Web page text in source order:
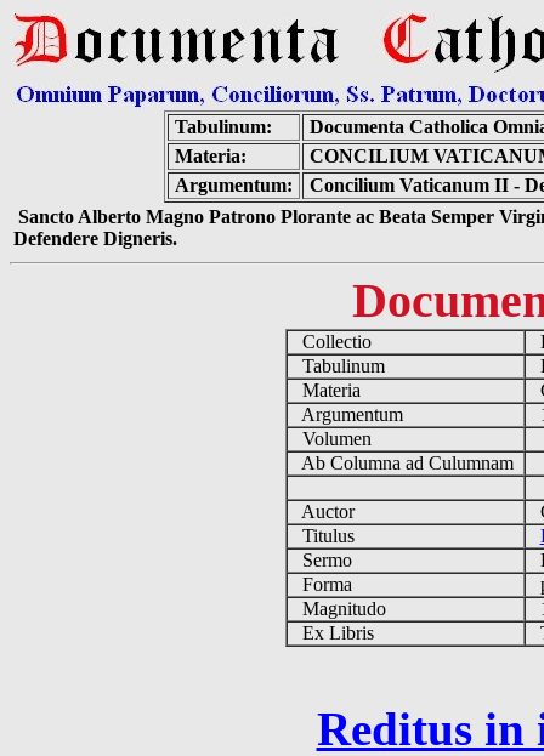
Tabulinum:
Documenta Catholica
Materia:
CONCILIUM
Argumentum:
Concilium Vaticanum II -
Sancto Alberto Magno Patrono Plorante ac Beata Semper
Defendere Digneris.
Collectio
Tabulinum
Materia
Argumentum
Volumen
Ab Columna ad Culumnam
Auctor
Titulus
Sermo
Forma
Magnitudo
Ex Libris
Reditus in